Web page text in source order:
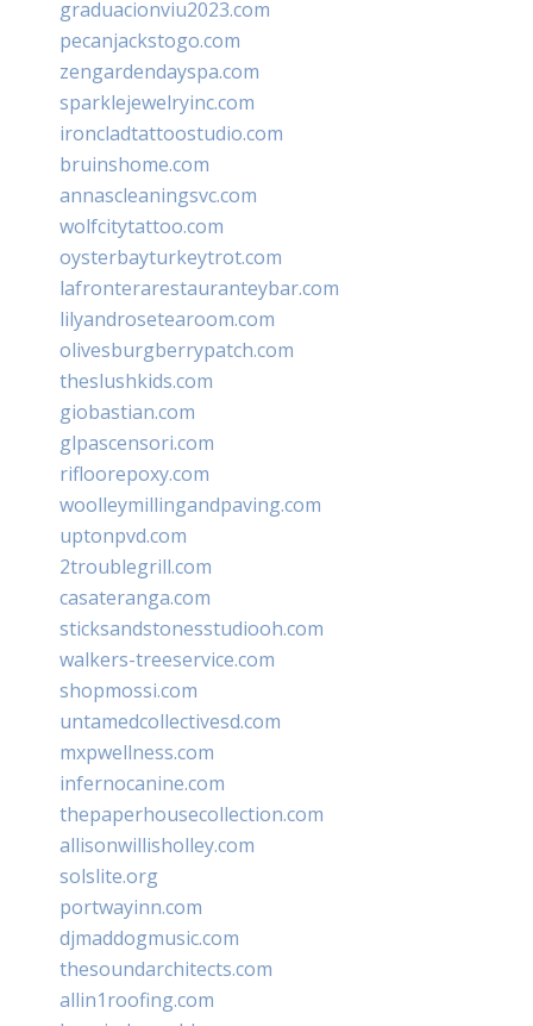
graduacionviu2023.com
pecanjackstogo.com
zengardendayspa.com
sparklejewelryinc.com
ironcladtattoostudio.com
bruinshome.com
annascleaningsvc.com
wolfcitytattoo.com
oysterbayturkeytrot.com
lafronterarestauranteybar.com
lilyandrosetearoom.com
olivesburgberrypatch.com
theslushkids.com
giobastian.com
glpascensori.com
rifloorepoxy.com
woolleymillingandpaving.com
uptonpvd.com
2troublegrill.com
casateranga.com
sticksandstonesstudiooh.com
walkers-treeservice.com
shopmossi.com
untamedcollectivesd.com
mxpwellness.com
infernocanine.com
thepaperhousecollection.com
allisonwillisholley.com
solslite.org
portwayinn.com
djmaddogmusic.com
thesoundarchitects.com
allin1roofing.com